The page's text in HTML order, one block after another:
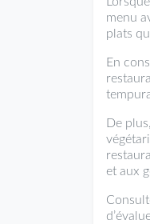
menu
plats
En
De
et aux